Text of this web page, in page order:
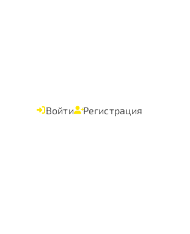
Войти Регистрация